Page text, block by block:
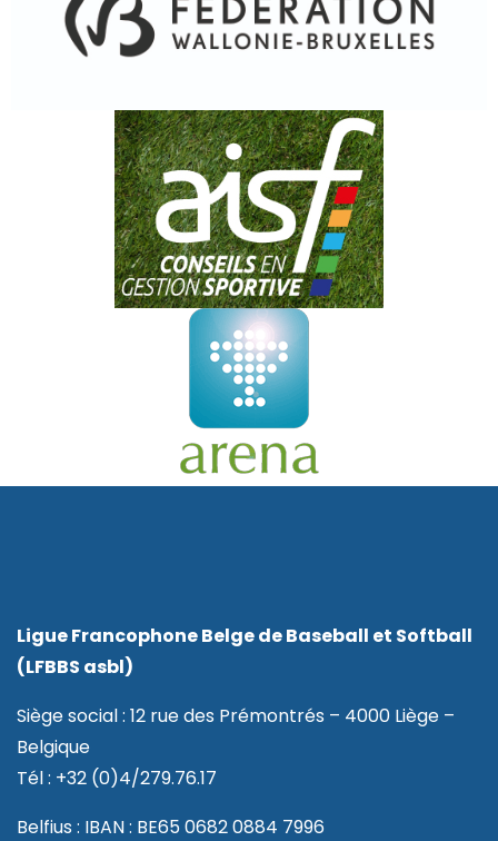
Ligue Francophone Belge de Baseball et Softball
(LFBBS asbl)
Siège social : 12 rue des Prémontrés – 4000 Liège –
Belgique
Tél : +32 (0)4/279.76.17
Belfius : IBAN : BE65 0682 0884 7996